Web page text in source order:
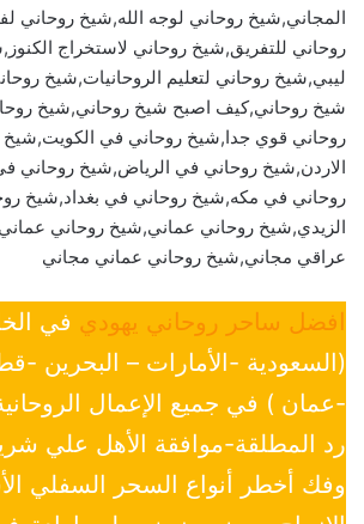
المجاني,شيخ روحاني لوجه الله,شيخ روحاني
روحاني للتفريق,شيخ روحاني لاستخراج
ليبي,شيخ روحاني لتعليم الروحانيات,شيخ
شيخ روحاني,كيف اصبح شيخ روحاني,شيخ
روحاني قوي جدا,شيخ روحاني في
الاردن,شيخ روحاني في الرياض,شيخ روحاني
روحاني في مكه,شيخ روحاني في بغداد,شيخ
الزيدي,شيخ روحاني عماني,شيخ روحاني
عراقي مجاني,شيخ روحاني عماني مجاني
افضل ساحر روحاني يهودي في
(السعودية -الأمارات – البحرين -
-عمان ) في جميع الإعمال
رد المطلقة-موافقة الأهل علي
وفك أخطر أنواع السحر السفلي